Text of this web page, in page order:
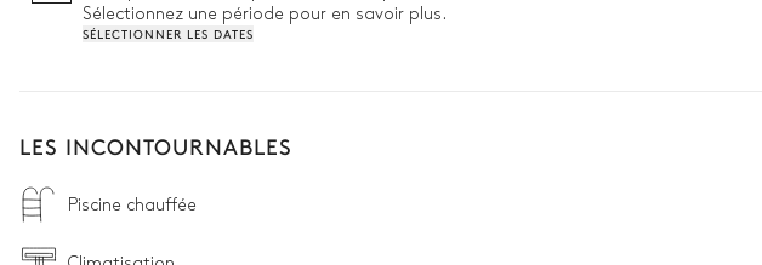
Sélectionnez une période pour en savoir plus.
SÉLECTIONNER LES DATES
LES INCONTOURNABLES
Piscine chauffée